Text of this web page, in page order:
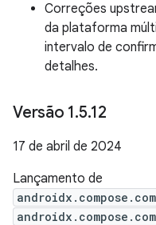
Correções
da plataforma
intervalo de
detalhes.
Versão 1.5.12
17 de abril de 2024
Lançamento de